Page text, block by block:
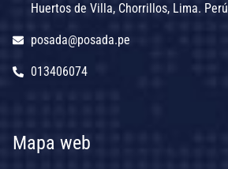
Huertos de Villa, Chorrillos, Lima. Perú
posada@posada.pe
013406074
Mapa web